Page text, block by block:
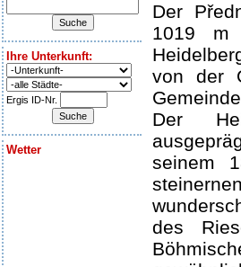
Ihre Unterkunft:
Ergis ID-Nr.
Wetter
Der
1019 m
von der
Der
seinem
des